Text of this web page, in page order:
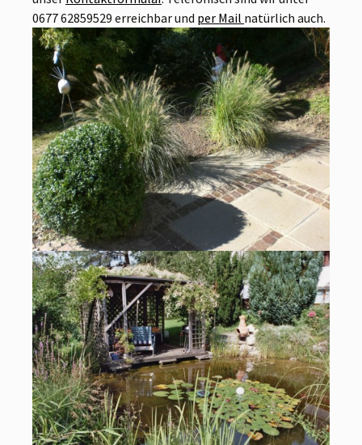
0677 62859529 erreichbar und per Mail natürlich auch.